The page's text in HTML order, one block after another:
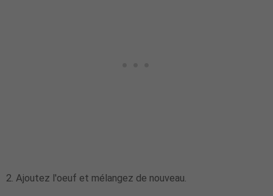
2 . Ajoutez l'oeuf et mélangez de nouveau.